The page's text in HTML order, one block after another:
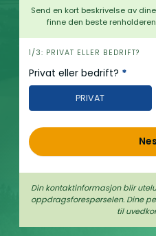
Send en kort beskrivelse av
finne den beste
h
e
r
1/3: PRIVAT ELLER BEDRIFT?
Privat eller bedrift? *
PRIVAT
Din kontaktinformasjon blir
oppdrags­forespørselen. Dine
til